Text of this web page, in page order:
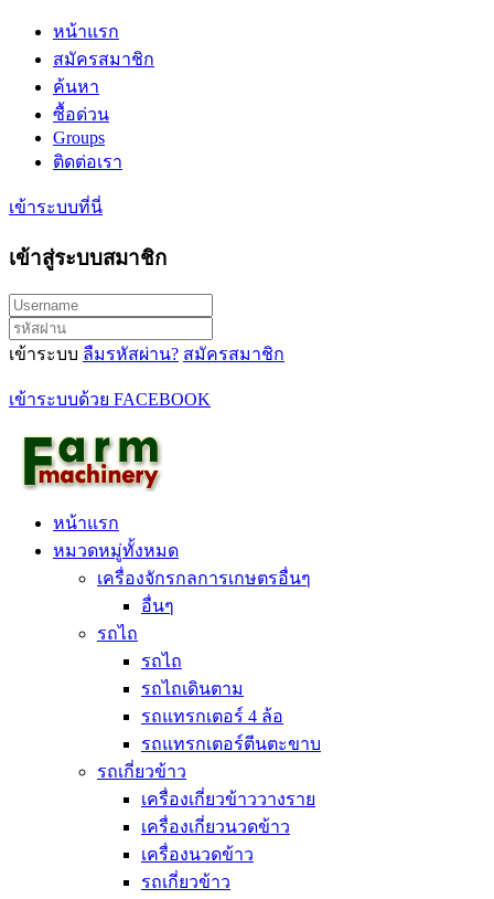
หน้าแรก
สมัครสมาชิก
ค้นหา
ซื้อด่วน
Groups
ติดต่อเรา
เข้าระบบที่นี่
เข้าสู่ระบบสมาชิก
เข้าระบบ ลืมรหัสผ่าน? สมัครสมาชิก
เข้าระบบด้วย FACEBOOK
หน้าแรก
หมวดหมู่ทั้งหมด
เครื่องจักรกลการเกษตรอื่นๆ
อื่นๆ
รถไถ
รถไถ
รถไถเดินตาม
รถแทรกเตอร์ 4 ล้อ
รถแทรกเตอร์ตีนตะขาบ
รถเกี่ยวข้าว
เครื่องเกี่ยวข้าววางราย
เครื่องเกี่ยวนวดข้าว
เครื่องนวดข้าว
รถเกี่ยวข้าว